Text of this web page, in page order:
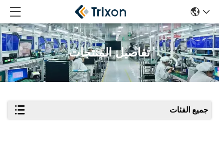
تفاصيل المنتجات
جميع الفئات